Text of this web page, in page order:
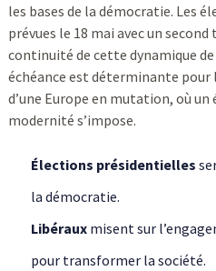
les bases de la démocratie. Les
prévues le 18 mai avec un
continuité de cette dynamique
échéance est déterminante pour
d’une Europe en mutation, où
modernité s’impose.
Élections présidentielles
la démocratie.
Libérauxmisent sur
pour transformer la société.